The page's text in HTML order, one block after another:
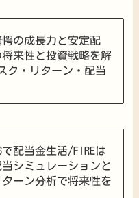
驚愕の成長力と安定配
将来性と投資戦略を解
・リターン・配当
で配当金生活/FIREは
シミュレーションと
ターン分析で将来性を